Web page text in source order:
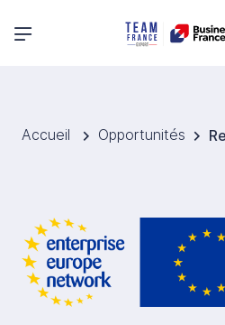
Menu principal
Accueil Opportunités